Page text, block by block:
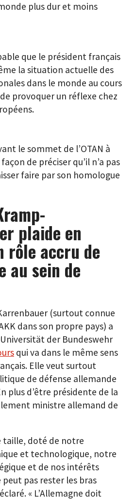
plus dur et moins
que le président français
la situation actuelle des
dans le monde au cours
provoquer un réflexe chez
le sommet de l’OTAN à
de préciser qu’il n’a pas
faire par son homologue
plaide en
rôle accru de
au sein de
(surtout connue
dans son propre pays) a
der Bundeswehr
qui va dans le même sens
Elle veut surtout
de défense allemande
plus d’être présidente de la
ministre allemand de
taille, doté de notre
et technologique, notre
et de nos intérêts
pas rester les bras
« L’Allemagne doit